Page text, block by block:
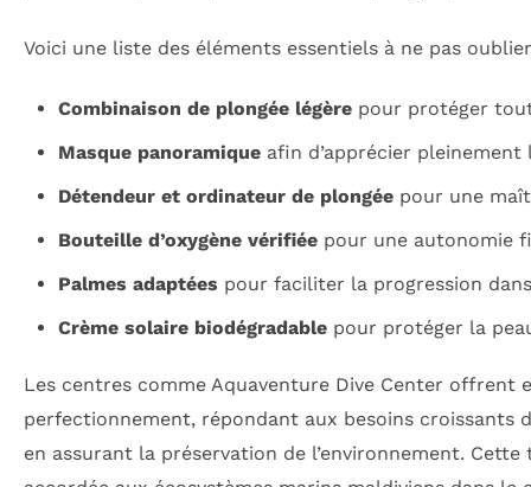
Voici une liste des éléments essentiels à ne pas
Combinaison de plongée légèrepour protéger
Masque panoramiqueafin d’apprécier pleinement
Détendeur et ordinateur de plongéepour une
Bouteille d’oxygène vérifiéepour une autonomie
Palmes adaptées pour faciliter la progression
Crème solaire biodégradablepour protéger la
Les centres comme Aquaventure Dive Center offrent
perfectionnement, répondant aux besoins croissants
en assurant la préservation de l’environnement.